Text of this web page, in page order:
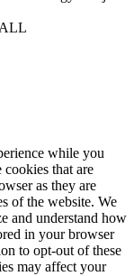
while you
that are
as they are
of the website. We
and understand how
in your browser
to opt-out of these
may affect your